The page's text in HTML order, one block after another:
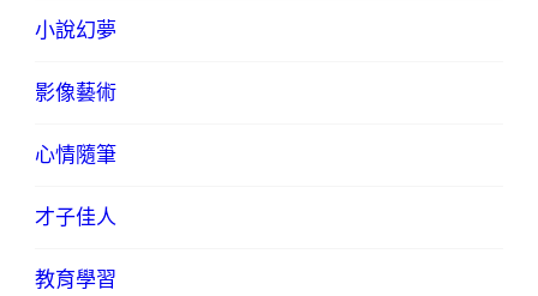
小說幻夢
影像藝術
心情隨筆
才子佳人
教育學習